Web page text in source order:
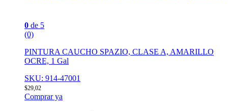
0 de 5
(0)
PINTURA CAUCHO SPAZIO, CLASE A, AMARILLO
OCRE, 1 Gal
SKU: 914-47001
$29,02
Comprar ya